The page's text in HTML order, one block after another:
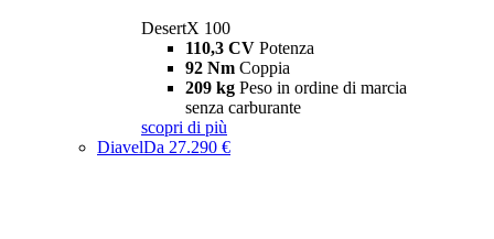
DesertX 100
110,3 CV Potenza
92 Nm Coppia
209 kg Peso in ordine di marcia
senza carburante
scopri di più
DiavelDa 27.290 €